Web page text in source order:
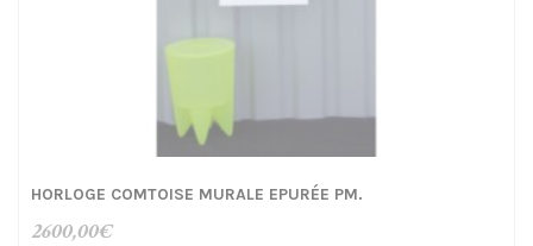
HORLOGE COMTOISE MURALE EPURÉE PM.
2600,00€